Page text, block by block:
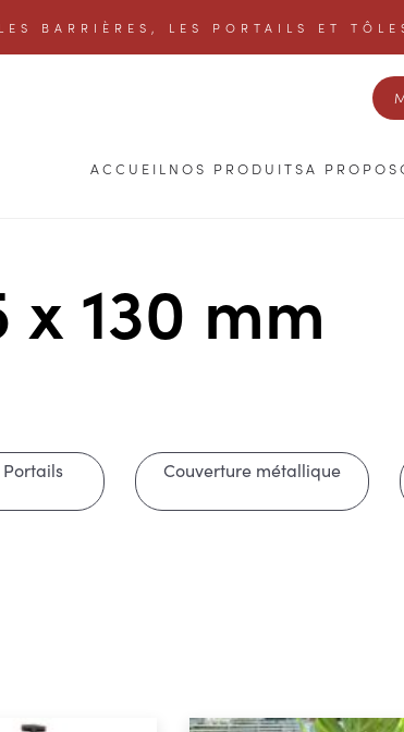
BARRIÈRES, LES PORTAILS ET
ACCUEIL NOS PRODUITSA PROPOS
x 130 mm
Couverture métallique